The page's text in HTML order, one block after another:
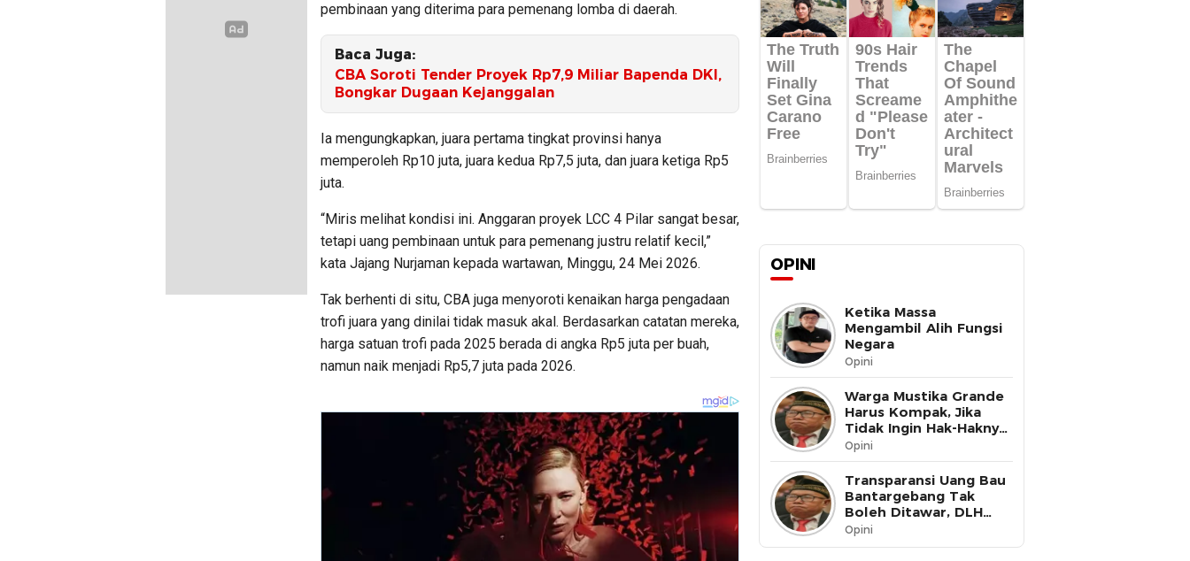
pembinaan yang diterima para pemenang lomba di daerah.
Baca Juga:
CBA Soroti Tender Proyek Rp7,9 Miliar Bapenda DKI,
Bongkar Dugaan Kejanggalan
Ia mengungkapkan, juara pertama tingkat provinsi hanya
memperoleh Rp10 juta, juara kedua Rp7,5 juta, dan juara ketiga Rp5
juta.
“Miris melihat kondisi ini. Anggaran proyek LCC 4 Pilar sangat besar,
tetapi uang pembinaan untuk para pemenang justru relatif kecil,”
kata Jajang Nurjaman kepada wartawan, Minggu, 24 Mei 2026.
Tak berhenti di situ, CBA juga menyoroti kenaikan harga pengadaan
trofi juara yang dinilai tidak masuk akal. Berdasarkan catatan mereka,
harga satuan trofi pada 2025 berada di angka Rp5 juta per buah,
namun naik menjadi Rp5,7 juta pada 2026.
OPINI
Ketika Massa
Mengambil Alih Fungsi
Negara
Opini
Warga Mustika Grande
Harus Kompak, Jika
Tidak Ingin Hak-Haknya
Dinikmati oleh Pihak
Lain
Opini
Transparansi Uang Bau
Bantargebang Tak
Boleh Ditawar, DLH
Kota Bekasi Harus Buka
Data ke Publik
Opini